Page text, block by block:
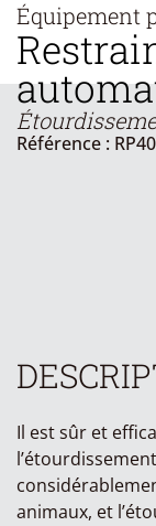
Équipement
Référence :
Il est sûr et
animaux, et